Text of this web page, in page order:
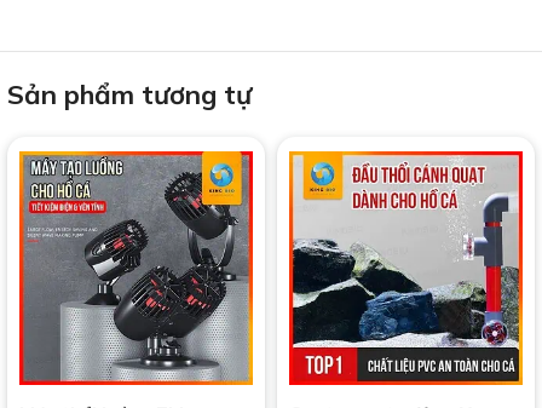
Sản phẩm tương tự